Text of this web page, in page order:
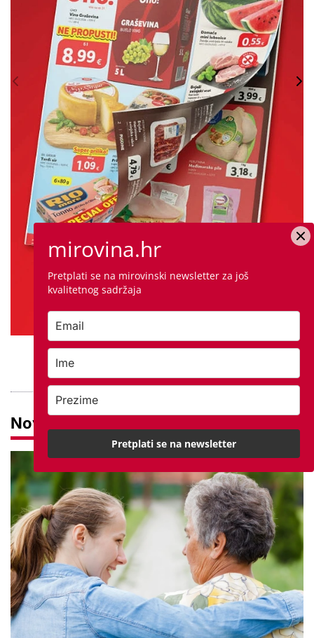
Novosti
mirovina.hr
Pretplati se na mirovinski newsletter za još
kvalitetnog sadržaja
Pretplati se na newsletter